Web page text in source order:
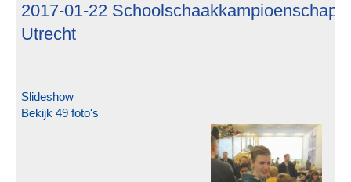
2017-01-22 Schoolschaakkampioenschap
Utrecht
Slideshow
Bekijk 49 foto's